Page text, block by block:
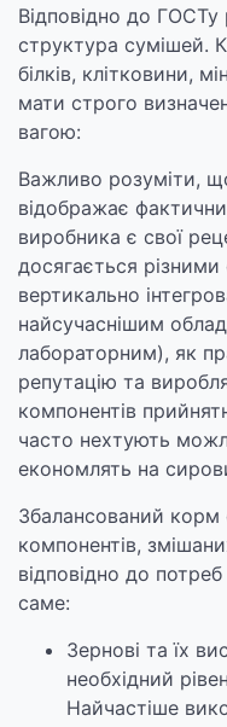
Відповідно до ГОСТу
структура сумішей.
білків, клітковини,
мати строго
вагою:
Важливо розуміти,
відображає
виробника є свої
досягається
вертикально
найсучаснішим
лабораторним), як
репутацію та
компонентів
часто нехтують
економлять на
Збалансований корм
компонентів,
відповідно до
саме:
Зернові та їх
необхідний
Найчастіше